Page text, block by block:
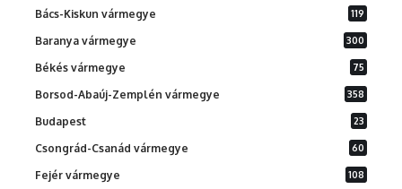
Bács-Kiskun vármegye 119
Baranya vármegye 300
Békés vármegye 75
Borsod-Abaúj-Zemplén vármegye 358
Budapest 23
Csongrád-Csanád vármegye 60
Fejér vármegye 108